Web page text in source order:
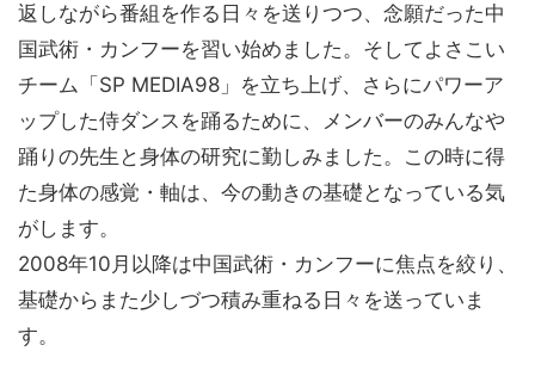
返しながら番組を作る日々を送りつつ、念願だった中
国武術・カンフーを習い始めました。そしてよさこい
チーム「SP MEDIA98」を立ち上げ、さらにパワーア
ップした侍ダンスを踊るために、メンバーのみんなや
踊りの先生と身体の研究に勤しみました。この時に得
た身体の感覚・軸は、今の動きの基礎となっている気
がします。
2008年10月以降は中国武術・カンフーに焦点を絞り、
基礎からまた少しづつ積み重ねる日々を送っていま
す。